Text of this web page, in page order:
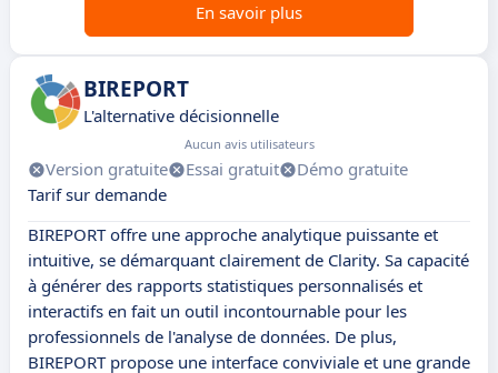
En savoir plus
BIREPORT
L'alternative décisionnelle
Aucun avis utilisateurs
Version gratuite Essai gratuit
Démo gratuite
Tarif sur demande
BIREPORT offre une approche analytique puissante et
intuitive, se démarquant clairement de Clarity. Sa capacité
à générer des rapports statistiques personnalisés et
interactifs en fait un outil incontournable pour les
professionnels de l'analyse de données. De plus,
BIREPORT propose une interface conviviale et une grande